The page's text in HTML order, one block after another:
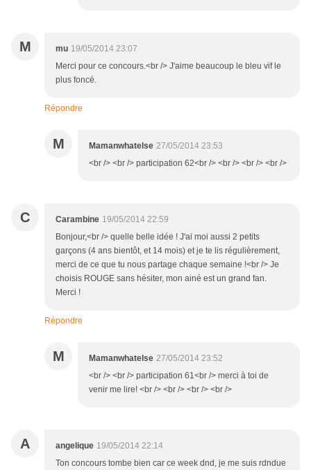
M mu 19/05/2014 23:07
Merci pour ce concours.<br /> J'aime beaucoup le bleu vif le
plus foncé.
Répondre
M Mamanwhatelse 27/05/2014 23:53
<br /> <br /> participation 62<br /> <br /> <br /> <br />
C Carambine 19/05/2014 22:59
Bonjour,<br /> quelle belle idée ! J'ai moi aussi 2 petits
garçons (4 ans bientôt, et 14 mois) et je te lis régulièrement,
merci de ce que tu nous partage chaque semaine !<br /> Je
choisis ROUGE sans hésiter, mon ainé est un grand fan.
Merci !
Répondre
M Mamanwhatelse 27/05/2014 23:52
<br /> <br /> participation 61<br /> merci à toi de
venir me lire! <br /> <br /> <br /> <br />
A angelique 19/05/2014 22:14
Ton concours tombe bien car ce week dnd, je me suis rdndue